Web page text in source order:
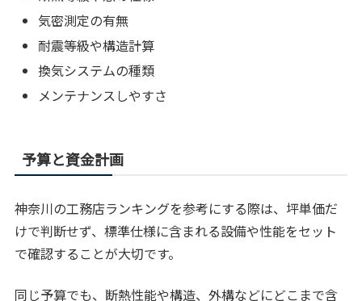
気密測定の有無
耐震等級や構造計算
換気システムの種類
メンテナンスしやすさ
予算と資金計画
神奈川の工務店ランキングを参考にする際は、坪単価だ
けで判断せず、標準仕様に含まれる設備や性能をセット
で確認することが大切です。
同じ予算でも、断熱性能や構造、外構などにどこまで含